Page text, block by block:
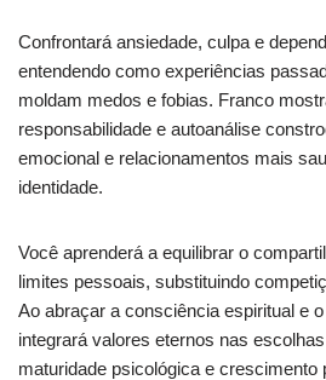
Confrontará ansiedade, culpa e
entendendo como experiências
moldam medos e fobias. Franco
responsabilidade e autoanálise
emocional e relacionamentos mais
identidade.
Você aprenderá a equilibrar o
limites pessoais, substituindo
Ao abraçar a consciência espiritual e
integrará valores eternos nas
maturidade psicológica e crescimento